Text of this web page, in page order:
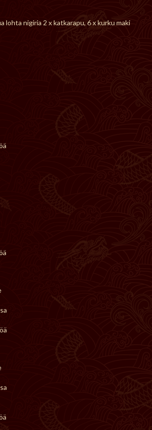
nigiria 2 x katkarapu, 6 x kurku maki